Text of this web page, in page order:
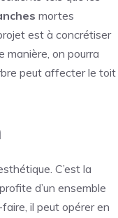
mortes
est à concrétiser
manière, on pourra
peut affecter le toit
C’est la
d’un ensemble
il peut opérer en